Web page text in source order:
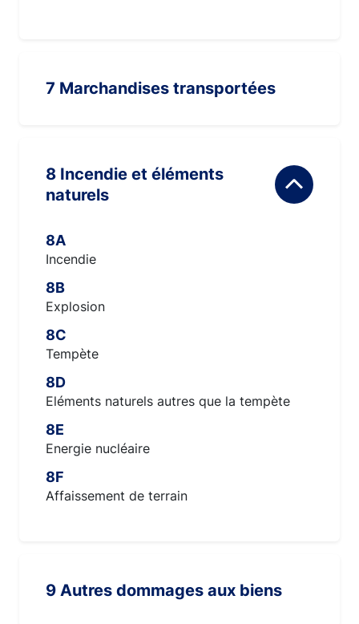
7 Marchandises transportées
8 Incendie et éléments
naturels
8A
Incendie
8B
Explosion
8C
Tempète
8D
Eléments naturels autres que la tempète
8E
Energie nucléaire
8F
Affaissement de terrain
9 Autres dommages aux biens